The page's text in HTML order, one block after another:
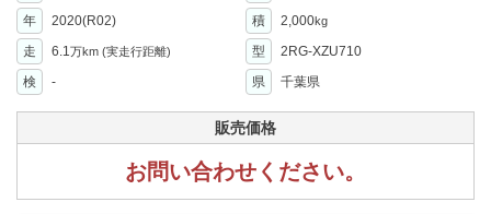
年
2020(R02) 積 2,000kg
走 6.1万km (実走行距離) 型
2RG-XZU710
検
- 県 千葉県
販売価格
お問い合わせください。